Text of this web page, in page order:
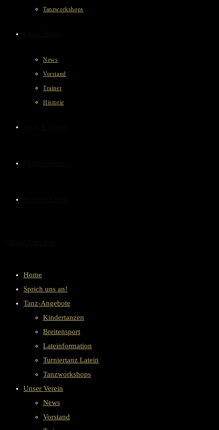
Tanzworkshops
News
Vorstand
Trainer
Historie
Home
Sprich uns an!
Tanz-Angebote
Kindertanzen
Breitensport
Lateinformation
Turniertanz Latein
Tanzworkshops
Unser Verein
News
Vorstand